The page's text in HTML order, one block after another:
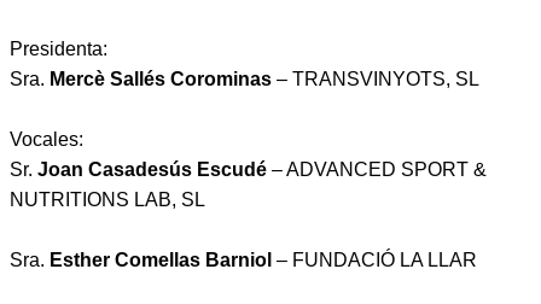
Presidenta:
Sra. Mercè Sallés Corominas – TRANSVINYOTS, SL
Vocales:
Sr. Joan Casadesús Escudé – ADVANCED SPORT &
NUTRITIONS LAB, SL
Sra. Esther Comellas Barniol – FUNDACIÓ LA LLAR